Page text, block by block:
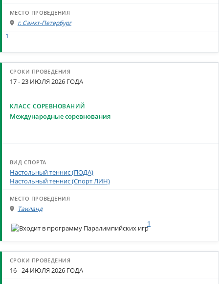
г. Санкт-Петербург
1
17 - 23 ИЮЛЯ 2026 ГОДА
Международные соревнования
Настольный теннис (ПОДА)
Настольный теннис (Спорт ЛИН)
Таиланд
1
16 - 24 ИЮЛЯ 2026 ГОДА